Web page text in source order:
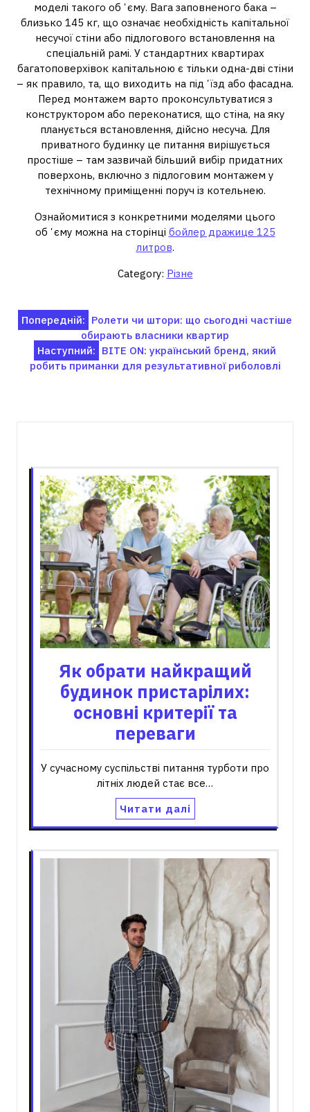
моделі такого обʼєму. Вага заповненого бака –
близько 145 кг, що означає необхідність капітальної
несучої стіни або підлогового встановлення на
спеціальній рамі. У стандартних квартирах
багатоповерхівок капітальною є тільки одна-дві стіни
– як правило, та, що виходить на підʼїзд або фасадна.
Перед монтажем варто проконсультуватися з
конструктором або переконатися, що стіна, на яку
планується встановлення, дійсно несуча. Для
приватного будинку це питання вирішується
простіше – там зазвичай більший вибір придатних
поверхонь, включно з підлоговим монтажем у
технічному приміщенні поруч із котельнею.
Ознайомитися з конкретними моделями цього
обʼєму можна на сторінці бойлер дражице 125
литров.
Category: Різне
Навігація
записів
Попередній: Ролети чи штори: що сьогодні частіше
обирають власники квартир
Наступний: BITE ON: український бренд, який
робить приманки для результативної риболовлі
Як обрати найкращий
будинок пристарілих:
основні критерії та
переваги
У сучасному суспільстві питання турботи про
літніх людей стає все…
Читати далі